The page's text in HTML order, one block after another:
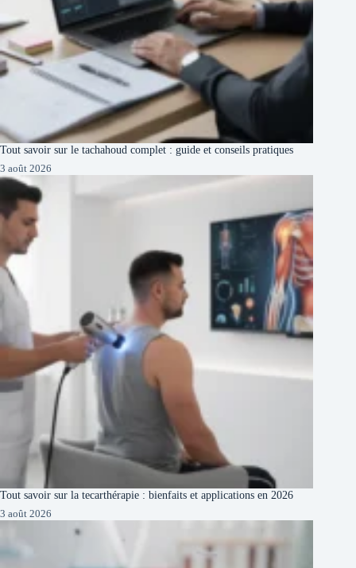
Tout savoir sur le tachahoud complet : guide et conseils pratiques
3 août 2026
Tout savoir sur la tecarthérapie : bienfaits et applications en 2026
3 août 2026